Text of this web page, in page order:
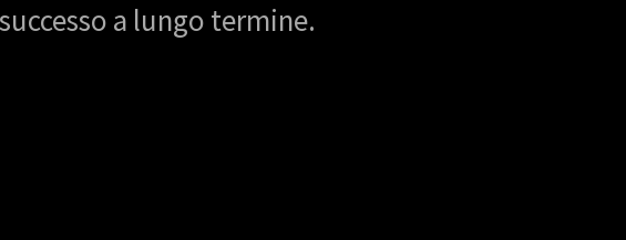
a lungo termine.